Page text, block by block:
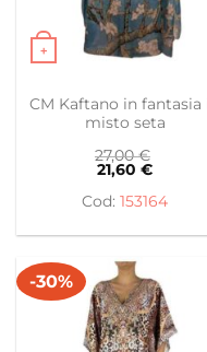
+
Questo prodotto ha
CM Kaftano in fantasia
misto seta
27,00€
21,60 €
153164
-30%